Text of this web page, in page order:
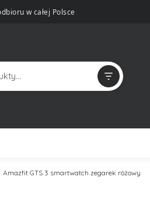
w całej Polsce
Amazfit GTS 3 smartwatch zegarek różowy